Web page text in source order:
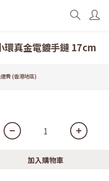
環真金電鍍手鏈 17cm
費 (香港地區)
加入購物車